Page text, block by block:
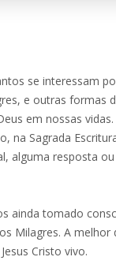
se interessam
e outras formas
em nossas
na Sagrada
alguma resposta
ainda tomado
Milagres. A melhor
Cristo vivo.